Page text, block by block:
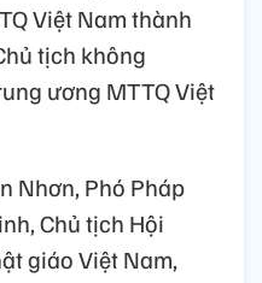
Việt Nam thành
tịch không
ương MTTQ Việt
Nhơn, Phó Pháp
Chủ tịch Hội
giáo Việt Nam,